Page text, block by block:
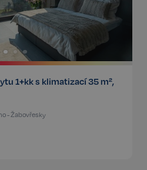
1+kk s klimatizací 35 m²,
- Žabovřesky